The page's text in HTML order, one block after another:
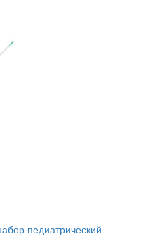
педиатрический